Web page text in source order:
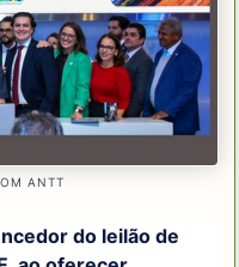
ANTT
do leilão de